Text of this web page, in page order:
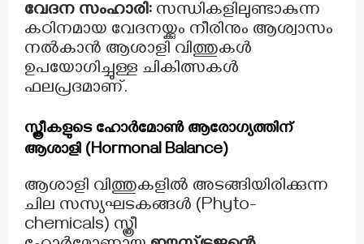
വേദന സംഹാരി: സന്ധികളിലുണ്ടാകുന്ന
കഠിനമായ വേദനയ്ക്കും നീരിനും ആശ്വാസം
നൽകാൻ ആശാളി വിത്തുകൾ
ഉപയോഗിച്ചുള്ള ചികിത്സകൾ
ഫലപ്രദമാണ്.
സ്ത്രീകളുടെ ഹോർമോൺ ആരോഗ്യത്തിന്
ആശാളി (Hormonal Balance)
ആശാളി വിത്തുകളിൽ അടങ്ങിയിരിക്കുന്ന
ചില സസ്യഘടകങ്ങൾ (Phyto-
chemicals) സ്ത്രീ